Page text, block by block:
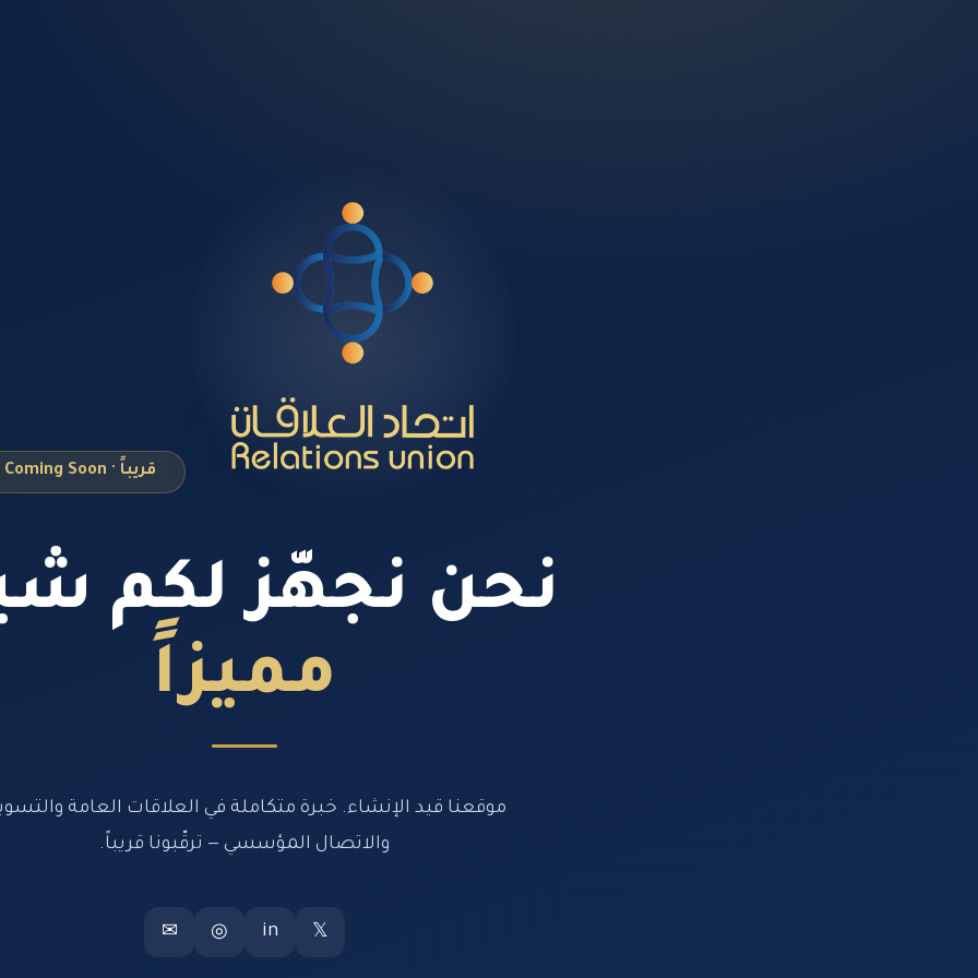
قريباً · Coming Soon
نحن نجهّز لكم
مميزاً
موقعنا قيد الإنشاء. خبرة متكاملة في العلاقات العامة
والاتصال المؤسسي — ترقّبونا قريباً.
𝕏
in
◎
✉